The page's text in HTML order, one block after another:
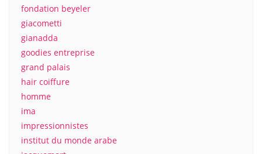
fondation beyeler
giacometti
gianadda
goodies entreprise
grand palais
hair coiffure
homme
ima
impressionnistes
institut du monde arabe